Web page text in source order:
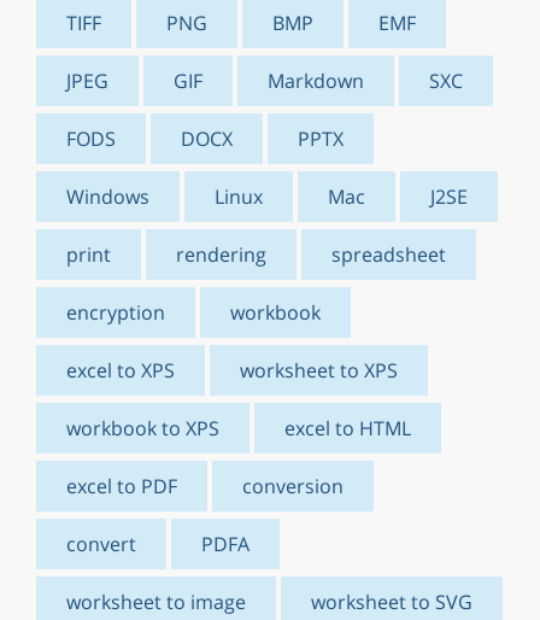
TIFF PNG BMP EMF
JPEG GIF Markdown SXC
FODS DOCX PPTX
Windows Linux Mac J2SE
print rendering spreadsheet
encryption workbook
excel to XPS worksheet to XPS
workbook to XPS excel to HTML
excel to PDF conversion
convert PDFA
worksheet to image worksheet to SVG